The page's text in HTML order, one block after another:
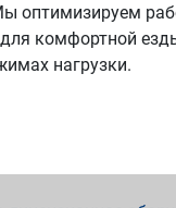
оптимизируем
комфортной
нагрузки.